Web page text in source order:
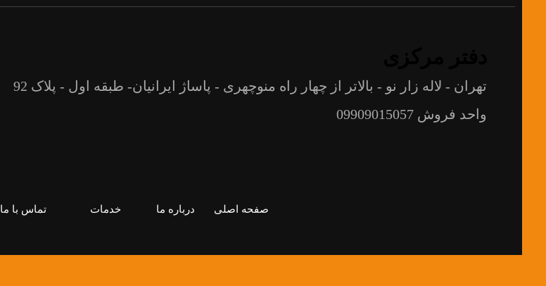
تهران - لاله زار نو - بالاتر از چهار راه منوچهری - پاساژ ایرانیان- طبقه اول - پلاک 92
واحد فروش 09909015057
صفحه اصلی درباره ما خدمات تماس با ما